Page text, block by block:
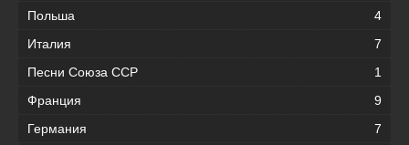
Польша
4
Италия
7
Песни Союза ССР
1
Франция
9
Германия
7